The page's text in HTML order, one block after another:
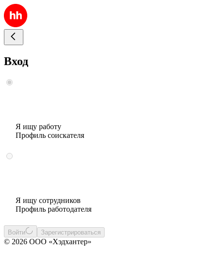
Вход
Я ищу работу
Профиль соискателя
Я ищу сотрудников
Профиль работодателя
Войти Зарегистрироваться
© 2026 ООО «Хэдхантер»